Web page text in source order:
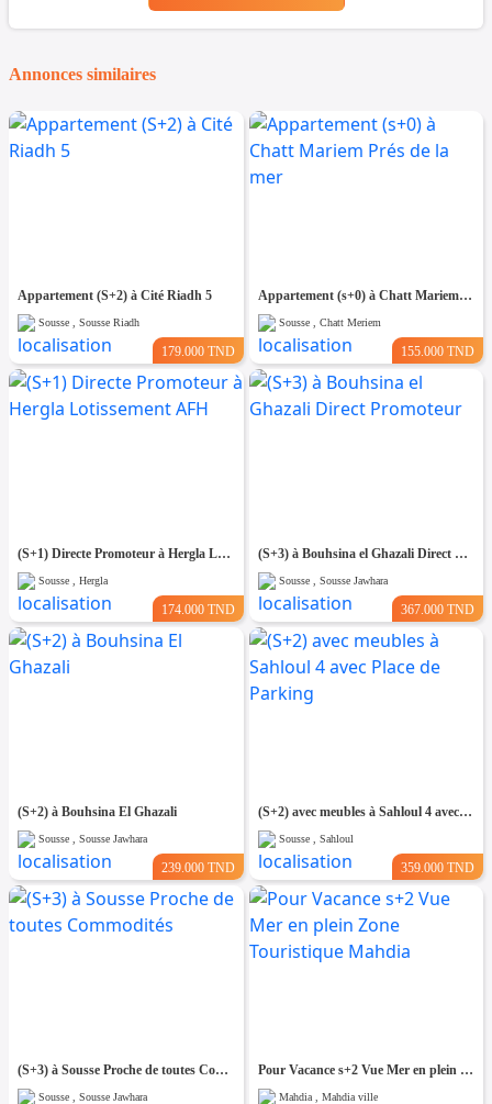
Annonces similaires
Appartement (S+2) à Cité Riadh 5
Sousse , Sousse Riadh
179.000 TND
Appartement (s+0) à Chatt Mariem Prés de la mer
Sousse , Chatt Meriem
155.000 TND
(S+1) Directe Promoteur à Hergla Lotissement AFH
Sousse , Hergla
174.000 TND
(S+3) à Bouhsina el Ghazali Direct Promoteur
Sousse , Sousse Jawhara
367.000 TND
(S+2) à Bouhsina El Ghazali
Sousse , Sousse Jawhara
239.000 TND
(S+2) avec meubles à Sahloul 4 avec Place de Parking
Sousse , Sahloul
359.000 TND
(S+3) à Sousse Proche de toutes Commodités
Sousse , Sousse Jawhara
Pour Vacance s+2 Vue Mer en plein Zone Touristique Mahdia
Mahdia , Mahdia ville